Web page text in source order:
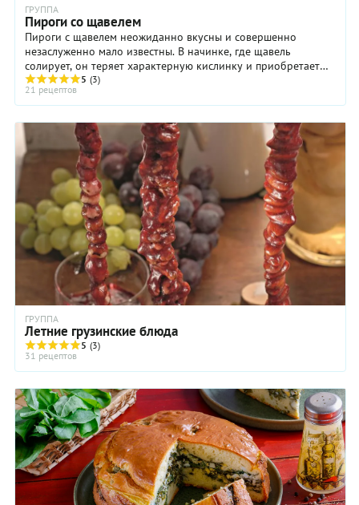
ГРУППА
Пироги со щавелем
Пироги с щавелем неожиданно вкусны и совершенно
незаслуженно мало известны. В начинке, где щавель
солирует, он теряет характерную кислинку и приобретает
сложный, практически неузнаваемый вкус, ...
5 (3)
21 рецептов
ГРУППА
Летние грузинские блюда
5 (3)
31 рецептов